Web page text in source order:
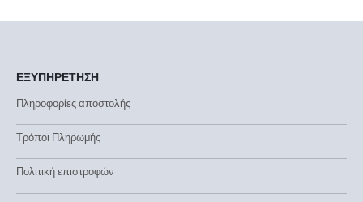
ΕΞΥΠΗΡΕΤΗΣΗ
Πληροφορίες αποστολής
Τρόποι Πληρωμής
Πολιτική επιστροφών